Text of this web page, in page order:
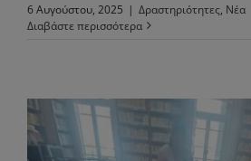
6 Αυγούστου, 2025 | Δραστηριότητες, Νέα
Διαβάστε περισσότερα